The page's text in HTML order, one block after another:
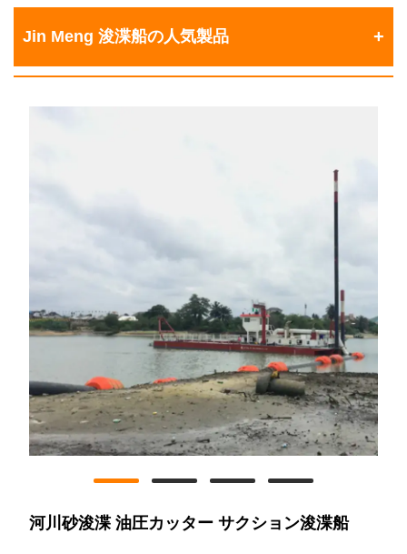
Jin Meng 浚渫船の人気製品
河川砂浚渫 油圧カッター サクション浚渫船